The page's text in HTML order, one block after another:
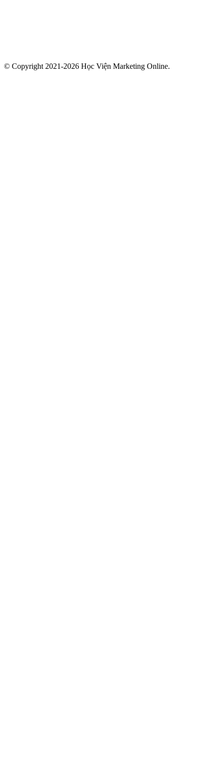
© Copyright 2021-2026 Học Viện Marketing Online.